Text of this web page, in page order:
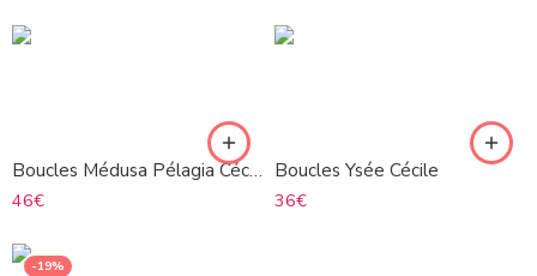
Boucles Médusa Pélagia Cécile bronze
46€
Boucles Ysée Cécile
36€
-19%